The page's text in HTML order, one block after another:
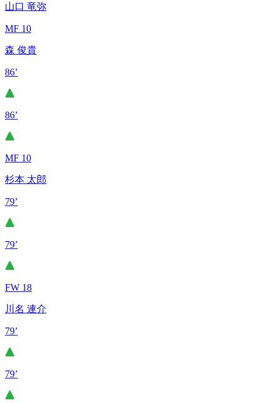
山口 竜弥
MF 10
森 俊貴
86’
86’
MF 10
杉本 太郎
79’
79’
FW 18
川名 連介
79’
79’